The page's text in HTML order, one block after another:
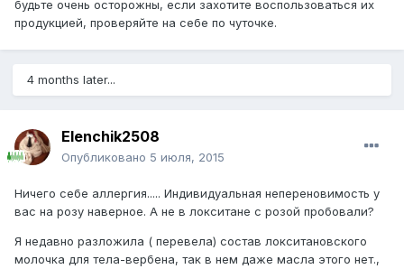
будьте очень осторожны, если захотите воспользоваться их
продукцией, проверяйте на себе по чуточке.
4 months later...
Elenchik2508
Опубликовано 5 июля, 2015
Ничего себе аллергия..... Индивидуальная непереновимость у
вас на розу наверное. А не в локситане с розой пробовали?
Я недавно разложила ( перевела) состав локситановского
молочка для тела-вербена, так в нем даже масла этого нет.,